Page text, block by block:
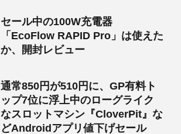
セール中の100W充電器
「EcoFlow RAPID Pro」は使えた
か、開封レビュー
通常850円が510円に、GP有料ト
ップ7位に浮上中のローグライク
なスロットマシン『CloverPit』な
どAndroidアプリ値下げセール